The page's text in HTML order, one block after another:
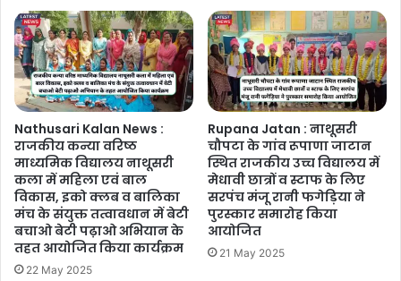
Nathusari Kalan News :
राजकीय कन्या वरिष्ठ
माध्यमिक विद्यालय नाथूसरी
कला में महिला एवं बाल
विकास, इको क्लब व बालिका
मंच के संयुक्त तत्वावधान में बेटी
बचाओ बेटी पढ़ाओ अभियान के
तहत आयोजित किया कार्यक्रम
22 May 2025
Rupana Jatan : नाथूसरी
चौपटा के गांव रूपाणा जाटान
स्थित राजकीय उच्च विद्यालय में
मेधावी छात्रों व स्टाफ के लिए
सरपंच मंजू रानी फगेड़िया ने
पुरस्कार समारोह किया
आयोजित
21 May 2025